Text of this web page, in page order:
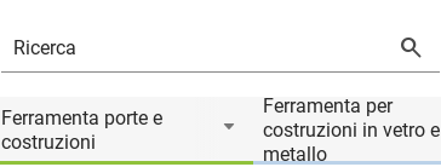
Ferramenta porte e
costruzioni
Ferramenta per
costruzioni in vetro e
metallo
di